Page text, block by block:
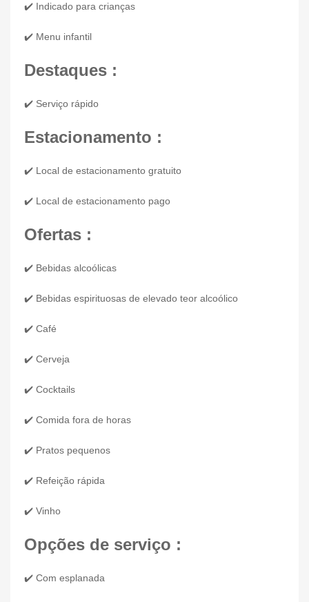
✔️ Indicado para crianças
✔️ Menu infantil
Destaques :
✔️ Serviço rápido
Estacionamento :
✔️ Local de estacionamento gratuito
✔️ Local de estacionamento pago
Ofertas :
✔️ Bebidas alcoólicas
✔️ Bebidas espirituosas de elevado teor alcoólico
✔️ Café
✔️ Cerveja
✔️ Cocktails
✔️ Comida fora de horas
✔️ Pratos pequenos
✔️ Refeição rápida
✔️ Vinho
Opções de serviço :
✔️ Com esplanada